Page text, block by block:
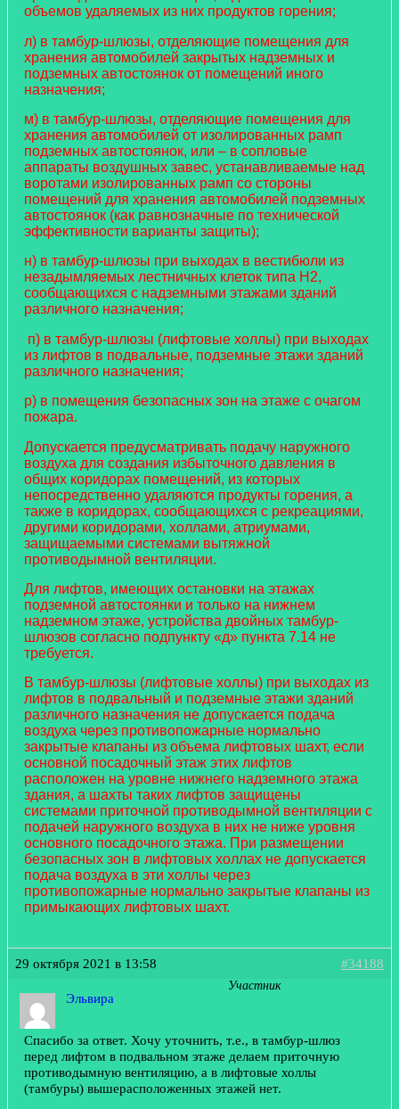
объемов удаляемых из них продуктов горения;
л) в тамбур-шлюзы, отделяющие помещения для
хранения автомобилей закрытых надземных и
подземных автостоянок от помещений иного
назначения;
м) в тамбур-шлюзы, отделяющие помещения для
хранения автомобилей от изолированных рамп
подземных автостоянок, или – в сопловые
аппараты воздушных завес, устанавливаемые над
воротами изолированных рамп со стороны
помещений для хранения автомобилей подземных
автостоянок (как равнозначные по технической
эффективности варианты защиты);
н) в тамбур-шлюзы при выходах в вестибюли из
незадымляемых лестничных клеток типа Н2,
сообщающихся с надземными этажами зданий
различного назначения;
п) в тамбур-шлюзы (лифтовые холлы) при выходах
из лифтов в подвальные, подземные этажи зданий
различного назначения;
р) в помещения безопасных зон на этаже с очагом
пожара.
Допускается предусматривать подачу наружного
воздуха для создания избыточного давления в
общих коридорах помещений, из которых
непосредственно удаляются продукты горения, а
также в коридорах, сообщающихся с рекреациями,
другими коридорами, холлами, атриумами,
защищаемыми системами вытяжной
противодымной вентиляции.
Для лифтов, имеющих остановки на этажах
подземной автостоянки и только на нижнем
надземном этаже, устройства двойных тамбур-
шлюзов согласно подпункту «д» пункта 7.14 не
требуется.
В тамбур-шлюзы (лифтовые холлы) при выходах из
лифтов в подвальный и подземные этажи зданий
различного назначения не допускается подача
воздуха через противопожарные нормально
закрытые клапаны из объема лифтовых шахт, если
основной посадочный этаж этих лифтов
расположен на уровне нижнего надземного этажа
здания, а шахты таких лифтов защищены
системами приточной противодымной вентиляции с
подачей наружного воздуха в них не ниже уровня
основного посадочного этажа. При размещении
безопасных зон в лифтовых холлах не допускается
подача воздуха в эти холлы через
противопожарные нормально закрытые клапаны из
примыкающих лифтовых шахт.
29 октября 2021 в 13:58 #34188
Эльвира
Участник
Спасибо за ответ. Хочу уточнить, т.е., в тамбур-шлюз
перед лифтом в подвальном этаже делаем приточную
противодымную вентиляцию, а в лифтовые холлы
(тамбуры) вышерасположенных этажей нет.